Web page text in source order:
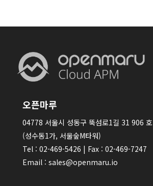
오픈마루
04778 서울시 성동구 뚝섬로1길 31 906 호
(성수동1가, 서울숲M타워)
Tel : 02-469-5426 | Fax : 02-469-7247
Email : sales@openmaru.io